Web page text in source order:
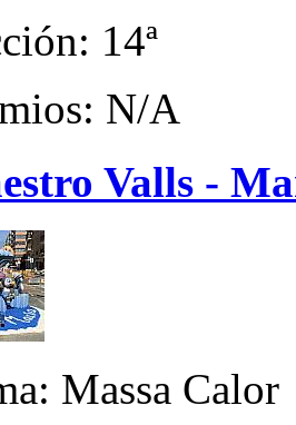
14ª
N/A
Valls -
Massa Calor